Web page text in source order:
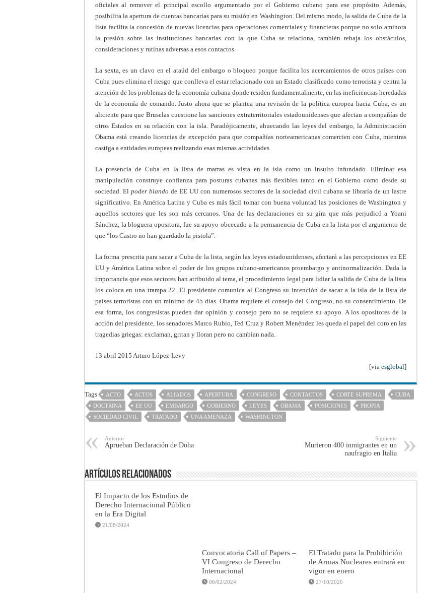
oficiales al remover el principal escollo argumentado por el Gobierno cubano para ese propósito. Además,
posibilita la apertura de cuentas bancarias para su misión en Washington. Del mismo modo, la salida de Cuba de la
lista facilita la concesión de nuevas licencias para operaciones comerciales y financieras porque no solo aminora
la presión sobre las instituciones bancarias con la que Cuba se relaciona, también rebaja los obstáculos,
consideraciones y rutinas adversas a esos contactos.
La sexta, es un clavo en el ataúd del embargo o bloqueo porque facilita los acercamientos de otros países con
Cuba pues elimina el riesgo que conlleva el estar relacionado con un Estado clasificado como terrorista y centra la
atención de los problemas de la economía cubana donde residen fundamentalmente, en las ineficiencias heredadas
de la economía de comando. Justo ahora que se plantea una revisión de la política europea hacia Cuba, es un
aliciente para que Bruselas cuestione las sanciones extraterritoriales estadounidenses que afectan a compañías de
otros Estados en su relación con la isla. Paradójicamente, ahuecando las leyes del embargo, la Administración
Obama está creando licencias de excepción para que compañías norteamericanas comercien con Cuba, mientras
castiga a entidades europeas realizando esas mismas actividades.
La presencia de Cuba en la lista de marras es vista en la isla como un insulto infundado. Eliminar esa
manipulación construye confianza para posturas cubanas más flexibles tanto en el Gobierno como desde su
sociedad. El poder blando de EE UU con numerosos sectores de la sociedad civil cubana se libraría de un lastre
significativo. En América Latina y Cuba es más fácil tomar con buena voluntad las posiciones de Washington y
aquellos sectores que les son más cercanos. Una de las declaraciones en su gira que más perjudicó a Yoani
Sánchez, la bloguera opositora, fue su apoyo obcecado a la permanencia de Cuba en la lista por el argumento de
que “los Castro no han guardado la pistola”.
La forma prescrita para sacar a Cuba de la lista, según las leyes estadounidenses, afectará a las percepciones en EE
UU y América Latina sobre el poder de los grupos cubano-americanos proembargo y antinormalización. Dada la
importancia que esos sectores han atribuido al tema, el procedimiento legal para lidiar la salida de Cuba de la lista
los coloca en una trampa 22. El presidente comunica al Congreso su intención de sacar a la isla de la lista de
países terroristas con un mínimo de 45 días. Obama requiere el consejo del Congreso, no su consentimiento. De
esa forma, los congresistas pueden dar opinión y consejo pero no se requiere su apoyo. A los opositores de la
acción del presidente, los senadores Marco Rubio, Ted Cruz y Robert Menéndez les queda el papel del coro en las
tragedias griegas: exclaman, gritan y lloran pero no cambian nada.
13 abril 2015 Arturo López-Levy
[via esglobal]
Tags ACTO ACTOS ALIADOS APERTURA CONGRESO CONTACTOS CORTE SUPREMA
CUBA
DOCTRINA
EE UU EMBARGO GOBIERNO LEYES OBAMA POSICIONES
PROPIA
SOCIEDAD CIVIL
TRATADO UNA AMENAZA WASHINGTON
Anterior
Aprueban Declaración de Doha
Siguiente
Murieron 400 inmigrantes en un
naufragio en Italia
Artículos Relacionados
El Impacto de los Estudios de
Derecho Internacional Público
en la Era Digital
21/08/2024
Convocatoria Call of Papers –
VI Congreso de Derecho
Internacional
06/02/2024
El Tratado para la Prohibición
de Armas Nucleares entrará en
vigor en enero
27/10/2020